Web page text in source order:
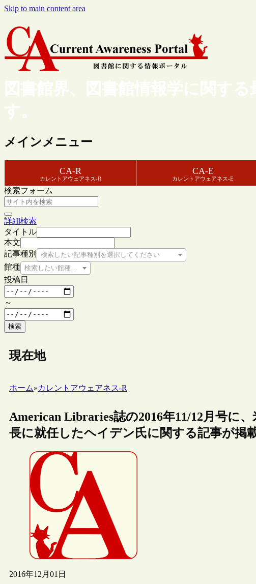
Skip to main content area
図書館界、図書館情報学に関す
す。
メインメニュー
CA-R
カレントアウェアネス-R
CA-E
カレントアウェアネス-E
検索フォーム
詳細検索
タイトル
本文
記事種別
検索したい記事種別を選択してください
館種 検索したい館種を選択してください
投稿日
～
検索
現在地
ホーム»カレントアウェアネス-R
American Libraries誌の2016年11/12月号に
長に就任したヘイデン氏に関する記事が掲
2016年12月01日